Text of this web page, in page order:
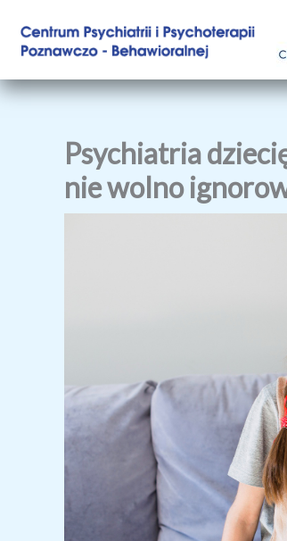
treści
Psychiatria
nie wolno